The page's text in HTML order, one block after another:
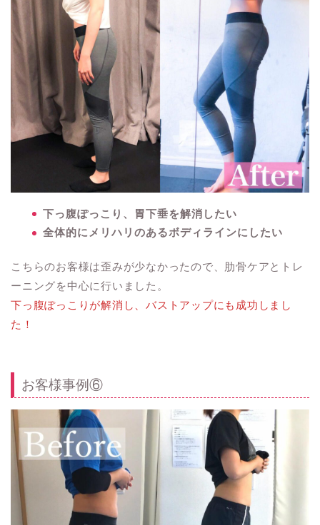
下っ腹ぽっこり、胃下垂を解消したい
全体的にメリハリのあるボディラインにしたい
こちらのお客様は歪みが少なかったので、肋骨ケアとトレ
ーニングを中心に行いました。
下っ腹ぽっこりが解消し、バストアップにも成功しまし
た！
お客様事例⑥